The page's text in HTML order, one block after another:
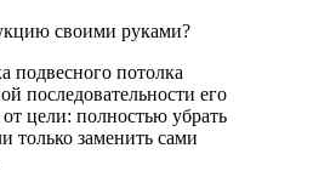
подвесного потолка
последовательности его
цели: полностью убрать
только заменить сами